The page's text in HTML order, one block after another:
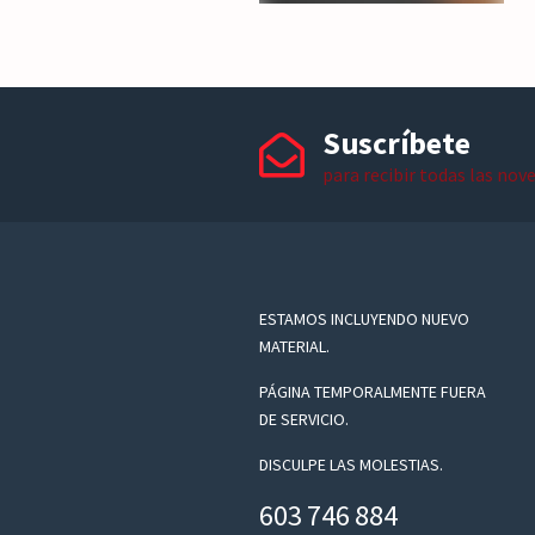
Suscríbete
para recibir todas las
ESTAMOS INCLUYENDO NUEVO
MATERIAL.
PÁGINA TEMPORALMENTE FUERA
DE SERVICIO.
DISCULPE LAS MOLESTIAS.
603 746 884